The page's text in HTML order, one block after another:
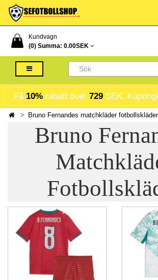
Kundvagn
(0) Summa: 0.00SEK
Få 10% rabatt över 729 SEK,
Bruno Fernandes matchkläder fotbollskläder
Bruno